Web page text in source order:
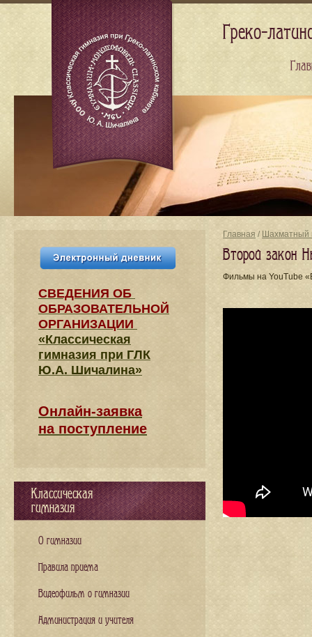
Главная / Шахматный
Второй закон
Фильмы на YouTube
СВЕДЕНИЯ​ ОБ
ОБРАЗОВАТЕЛЬНОЙ
ОРГАНИЗАЦИИ
«Классическая
гимназия при ГЛК
Ю.А. Шичалина»
Онлайн-заявка
на поступление
Классическая
гимназия
О гимназии
Правила приема
Видеофильм о гимназии
Администрация и учителя
Греко-